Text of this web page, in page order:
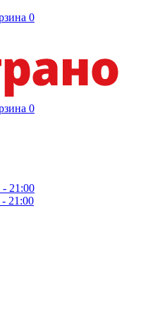
0
0
21:00
21:00